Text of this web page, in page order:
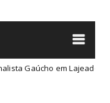
em Lajeado-RS